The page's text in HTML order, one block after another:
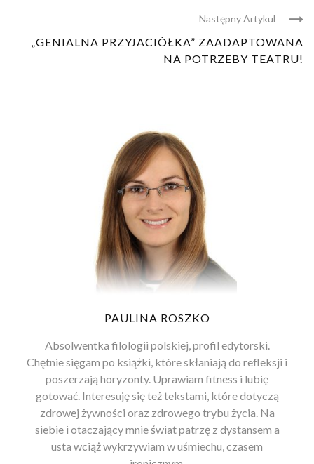
Następny Artykul
„GENIALNA PRZYJACIÓŁKA” ZAADAPTOWANA
NA POTRZEBY TEATRU!
PAULINA ROSZKO
Absolwentka filologii polskiej, profil edytorski.
Chętnie sięgam po książki, które skłaniają do refleksji i
poszerzają horyzonty. Uprawiam fitness i lubię
gotować. Interesuję się też tekstami, które dotyczą
zdrowej żywności oraz zdrowego trybu życia. Na
siebie i otaczający mnie świat patrzę z dystansem a
usta wciąż wykrzywiam w uśmiechu, czasem